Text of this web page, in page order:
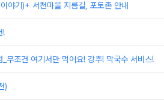
야기)+ 서천마을 지름길, 포토존 안내
!
무조건 여기서만 먹어요! 강추! 막국수 서비스!
)